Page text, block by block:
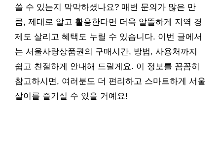
쓸 수 있는지 막막하셨나요? 매번 문의가 많은 만
큼, 제대로 알고 활용한다면 더욱 알뜰하게 지역 경
제도 살리고 혜택도 누릴 수 있습니다. 이번 글에서
는 서울사랑상품권의 구매시간, 방법, 사용처까지
쉽고 친절하게 안내해 드릴게요. 이 정보를 꼼꼼히
참고하시면, 여러분도 더 편리하고 스마트하게 서울
살이를 즐기실 수 있을 거예요!